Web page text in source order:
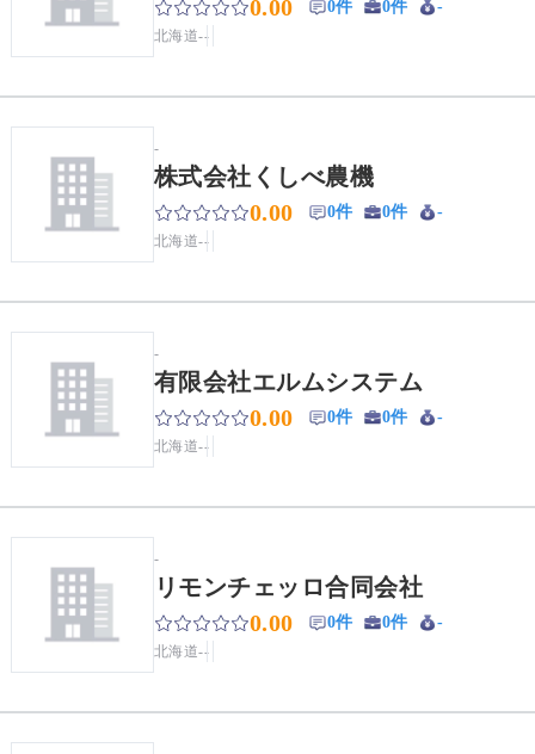
0.00
0件 0件 -
北海道--
-
株式会社くしべ農機
0.00
0件 0件 -
北海道--
-
有限会社エルムシステム
0.00
0件 0件 -
北海道--
-
リモンチェッロ合同会社
0.00
0件 0件 -
北海道--